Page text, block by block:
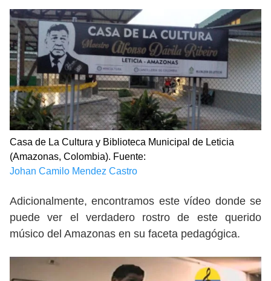
Casa de La Cultura y Biblioteca Municipal de Leticia
(Amazonas, Colombia). Fuente:
Johan Camilo Mendez Castro
Adicionalmente, encontramos este vídeo donde se
puede ver el verdadero rostro de este querido
músico del Amazonas en su faceta pedagógica.